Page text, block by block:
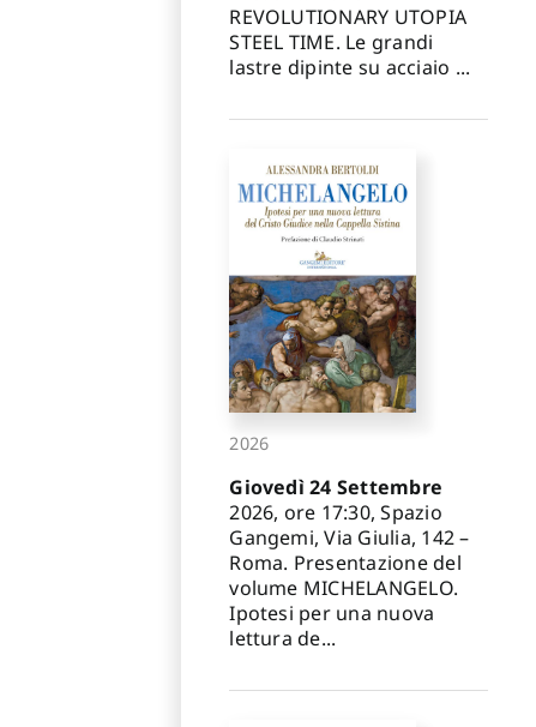
REVOLUTIONARY UTOPIA
STEEL TIME. Le grandi
lastre dipinte su acciaio ...
2026
Giovedì 24 Settembre
2026, ore 17:30, Spazio
Gangemi, Via Giulia, 142 –
Roma. Presentazione del
volume MICHELANGELO.
Ipotesi per una nuova
lettura de...